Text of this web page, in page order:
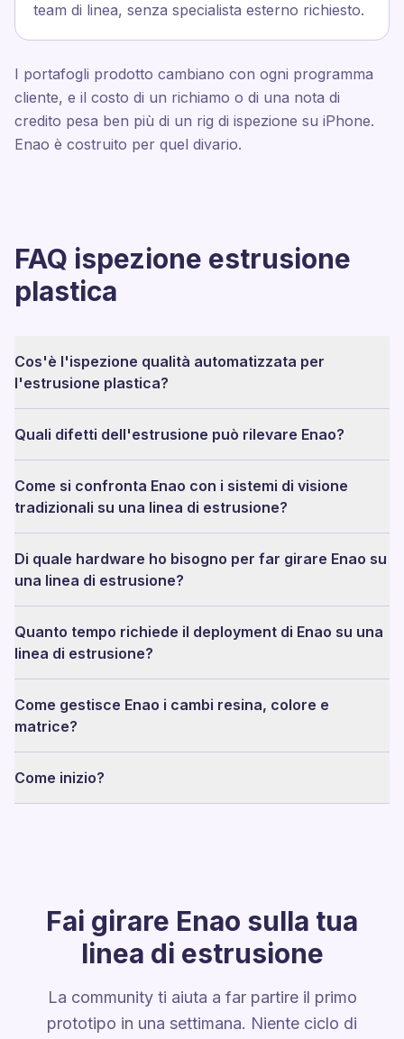
team di linea, senza specialista esterno richiesto.
I portafogli prodotto cambiano con ogni programma
cliente, e il costo di un richiamo o di una nota di
credito pesa ben più di un rig di ispezione su iPhone.
Enao è costruito per quel divario.
FAQ ispezione estrusione
plastica
Cos'è l'ispezione qualità automatizzata per
l'estrusione plastica?
Quali difetti dell'estrusione può rilevare Enao?
Come si confronta Enao con i sistemi di visione
tradizionali su una linea di estrusione?
Di quale hardware ho bisogno per far girare Enao su
una linea di estrusione?
Quanto tempo richiede il deployment di Enao su una
linea di estrusione?
Come gestisce Enao i cambi resina, colore e
matrice?
Come inizio?
Fai girare Enao sulla tua
linea di estrusione
La community ti aiuta a far partire il primo
prototipo in una settimana. Niente ciclo di